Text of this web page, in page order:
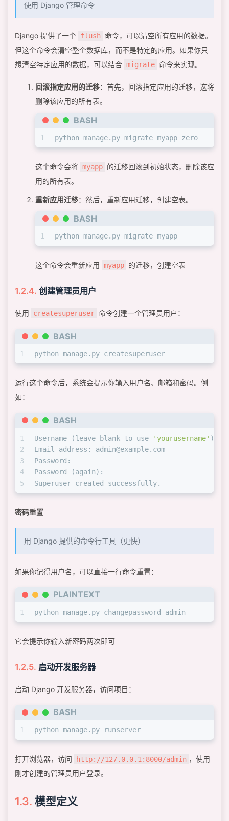
使用 Django 管理命令
Django 提供了一个 flush 命令，可以清空所有应用的数据。
但这个命令会清空整个数据库，而不是特定的应用。如果你只
想清空特定应用的数据，可以结合 migrate 命令来实现。
回滚指定应用的迁移：首先，回滚指定应用的迁移，这将
删除该应用的所有表。
BASH
1 python manage.py migrate myapp zero
这个命令会将 myapp 的迁移回滚到初始状态，删除该应
用的所有表。
重新应用迁移：然后，重新应用迁移，创建空表。
BASH
1 python manage.py migrate myapp
这个命令会重新应用 myapp 的迁移，创建空表
创建管理员用户
使用 createsuperuser 命令创建一个管理员用户：
BASH
1 python manage.py createsuperuser
运行这个命令后，系统会提示你输入用户名、邮箱和密码。例
如：
BASH
1
2
3
4
5
Username (leave blank to use 'yourusername' ):
Email address: admin@example.com
Password:
Password (again):
Superuser created successfully.
密码重置
用 Django 提供的命令行工具（更快）
如果你记得用户名，可以直接一行命令重置：
PLAINTEXT
1 python manage.py changepassword admin
它会提示你输入新密码两次即可
启动开发服务器
启动 Django 开发服务器，访问项目：
BASH
1 python manage.py runserver
打开浏览器，访问 http://127.0.0.1:8000/admin ，使用
刚才创建的管理员用户登录。
模型定义